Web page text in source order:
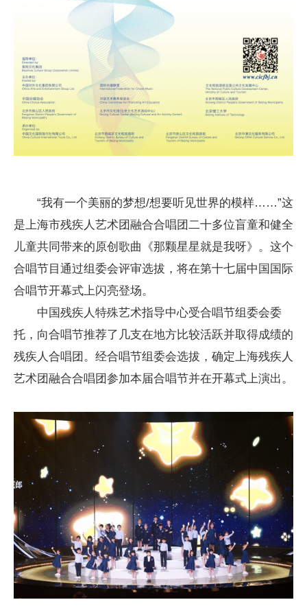
“我有一个美丽的梦想/想要听见世界的模样……”这
是上海市残疾人艺术团融合合唱团二十多位盲童和健全
儿童共同带来的原创歌曲《那颗星星就是我呀》。这个
合唱节目通过组委会评审选拔，将在第十七届中国国际
合唱节开幕式上闪亮登场。
中国残疾人特殊艺术指导中心受合唱节组委会委
托，向合唱节推荐了几支在地方比较活跃并取得成绩的
残疾人合唱团。经合唱节组委会选拔，确定上海残疾人
艺术团融合合唱团参加本届合唱节并在开幕式上演出。